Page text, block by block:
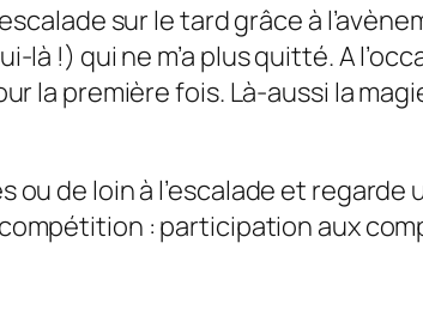
sur le tard grâce à
!) qui ne m’a plus quitté. A
la première fois. Là-aussi la
de loin à l’escalade et regarde
: participation aux